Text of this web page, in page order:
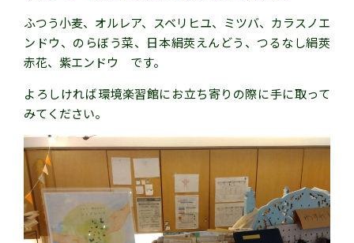
ふつう小麦、オルレア、スベリヒユ、ミツバ、カラスノエ
ンドウ、のらぼう菜、日本絹莢えんどう、つるなし絹莢
赤花、紫エンドウ です。
よろしければ環境楽習館にお立ち寄りの際に手に取って
みてください。